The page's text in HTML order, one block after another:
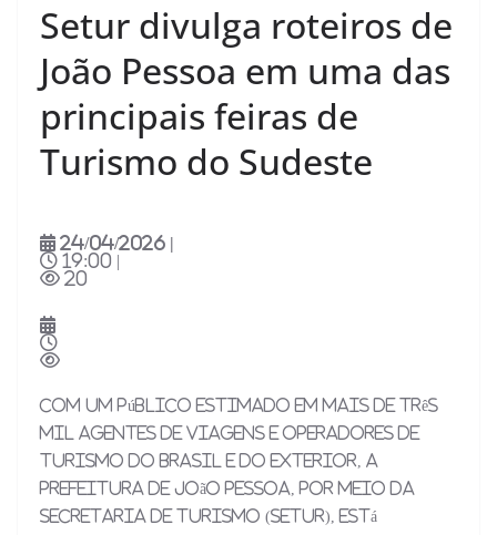
Setur divulga roteiros de
João Pessoa em uma das
principais feiras de
Turismo do Sudeste
24/04/2026 |
19:00 |
20
Com um público estimado em mais de três
mil agentes de viagens e operadores de
turismo do Brasil e do exterior, a
Prefeitura de João Pessoa, por meio da
Secretaria de Turismo (Setur), está